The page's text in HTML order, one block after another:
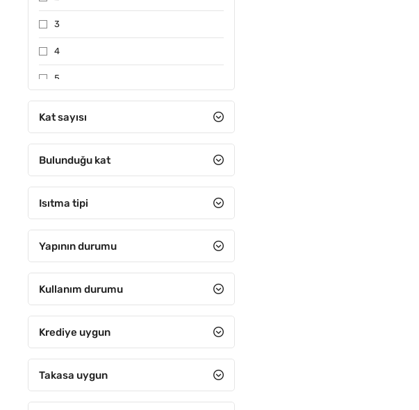
3
4
5
11-15 arası
16-20 arası
21-25 arası
31 ve Üzeri
Kat sayısı
Bulunduğu kat
Isıtma tipi
Yapının durumu
Kullanım durumu
Krediye uygun
Takasa uygun